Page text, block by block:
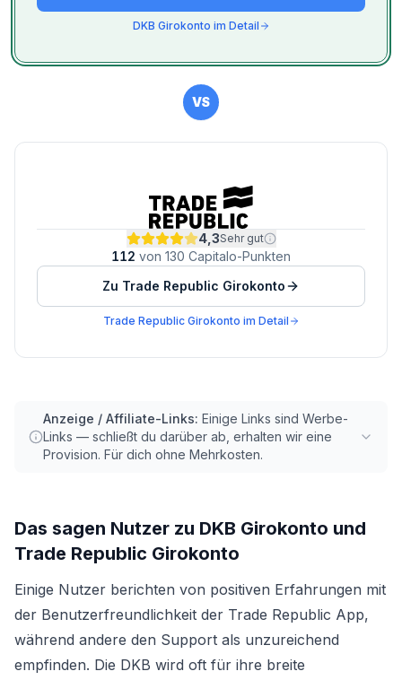
DKB Girokonto im Detail
VS
4,3Sehr gut
112 von 130 Capitalo-Punkten
Zu Trade Republic Girokonto
Trade Republic Girokonto im Detail
Anzeige / Affiliate-Links: Einige Links sind Werbe-
Links — schließt du darüber ab, erhalten wir eine
Provision. Für dich ohne Mehrkosten.
Das sagen Nutzer zu DKB Girokonto und
Trade Republic Girokonto
Einige Nutzer berichten von positiven Erfahrungen mit
der Benutzerfreundlichkeit der Trade Republic App,
während andere den Support als unzureichend
empfinden. Die DKB wird oft für ihre breite